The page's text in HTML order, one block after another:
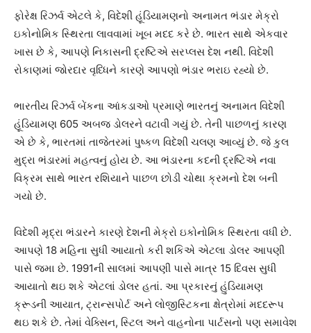
ફોરેક્ષ રિઝર્વ એટલે કે, વિદેશી હૂંડિયામણનો અનામત ભંડાર મેક્રો
ઇકોનોમિક સ્થિરતા લાવવામાં ખૂબ મદદ કરે છે. ભારત સાથે એકવાર
ખાસ છે કે, આપણે નિકાસની દ્રષ્ટિએ સરપ્લસ દેશ નથી. વિદેશી
રોકાણમાં જોરદાર વૃધ્ધિને કારણે આપણો ભંડાર ભરાઇ રહ્યો છે.
ભારતીય રિઝર્વ બેંકના આંકડાઓ પ્રમાણે ભારતનું અનામત વિદેશી
હૂંડિયામણ 605 અબજ ડોલરને વટાવી ગયું છે. તેની પાછળનું કારણ
એ છે કે, ભારતમાં તાજેતરમાં પુષ્કળ વિદેશી ચલણ આવ્યું છે. જે કુલ
મુદ્રા ભંડારમાં મહત્વનું હોય છે. આ ભંડારના કદની દ્રષ્ટિએ નવા
વિક્રમ સાથે ભારત રશિયાને પાછળ છોડી ચોથા ક્રમનો દેશ બની
ગયો છે.
વિદેશી મૃદ્રા ભંડારને કારણે દેશની મેક્રો ઇકોનોમિક સ્થિરતા વધી છે.
આપણે 18 મહિના સુધી આયાતો કરી શકિએ એટલા ડોલર આપણી
પાસે જમા છે. 1991ની સાલમાં આપણી પાસે માત્ર 15 દિવસ સુધી
આયાતો થઇ શકે એટલાં ડોલર હતાં. આ પ્રકારનું હુંડિયામણ
ક્રૂડની આયાત, ટ્રાન્સપોર્ટ અને લોજીસ્ટિકના ક્ષેત્રોમાં મદદરૂપ
થઇ શકે છે. તેમાં વેક્સિન, સ્ટિલ અને વાહનોના પાર્ટસનો પણ સમાવેશ